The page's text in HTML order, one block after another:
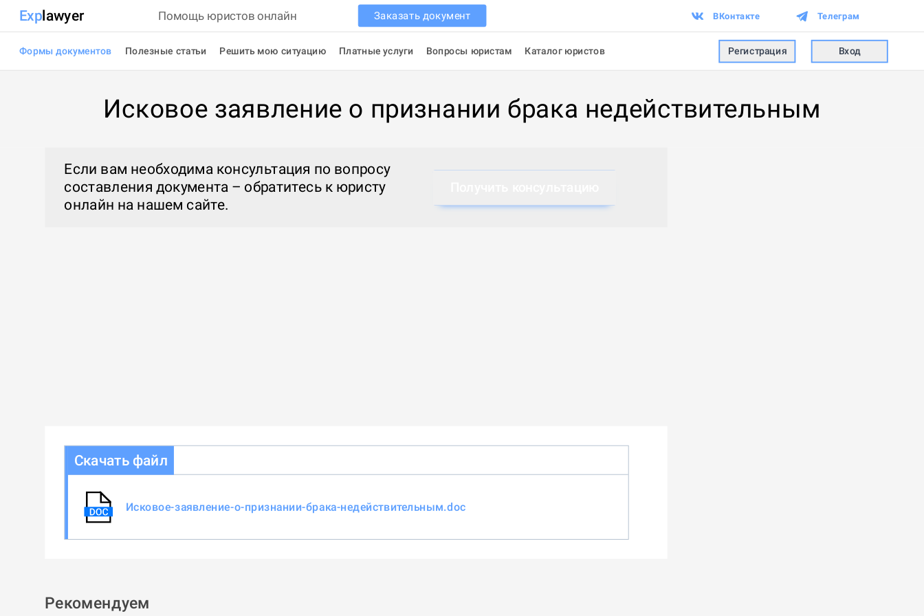
Explawyer Помощь юристов онлайн Заказать документ ВКонтакте Телеграм
Формы документов Полезные статьи Решить мою ситуацию Платные услуги Вопросы юристам Каталог юристов Регистрация Вход
Исковое заявление о признании брака недействительным
Если вам необходима консультация по вопросу
составления документа – обратитесь к юристу
онлайн на нашем сайте.
Скачать файл
Исковое-заявление-о-признании-брака-недействительным.doc
Рекомендуем